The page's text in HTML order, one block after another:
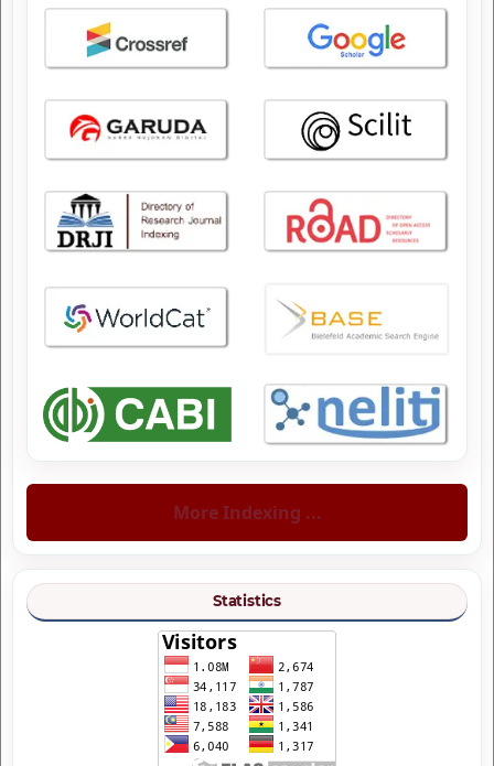
More Indexing ...
Statistics